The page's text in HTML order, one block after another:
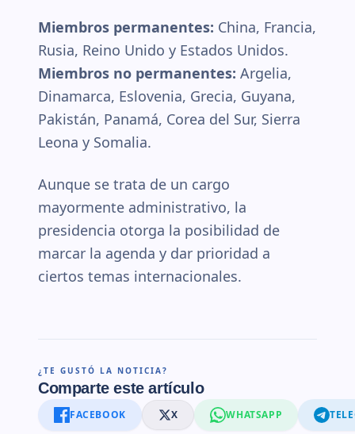
Miembros permanentes: China, Francia,
Rusia, Reino Unido y Estados Unidos.
Miembros no permanentes: Argelia,
Dinamarca, Eslovenia, Grecia, Guyana,
Pakistán, Panamá, Corea del Sur, Sierra
Leona y Somalia.
Aunque se trata de un cargo
mayormente administrativo, la
presidencia otorga la posibilidad de
marcar la agenda y dar prioridad a
ciertos temas internacionales.
¿TE GUSTÓ LA NOTICIA?
Comparte este artículo
FACEBOOK X WHATSAPP